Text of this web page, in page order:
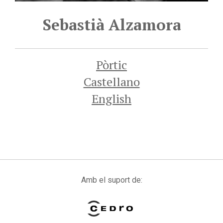
Sebastià Alzamora
Pòrtic
Castellano
English
Amb el suport de: